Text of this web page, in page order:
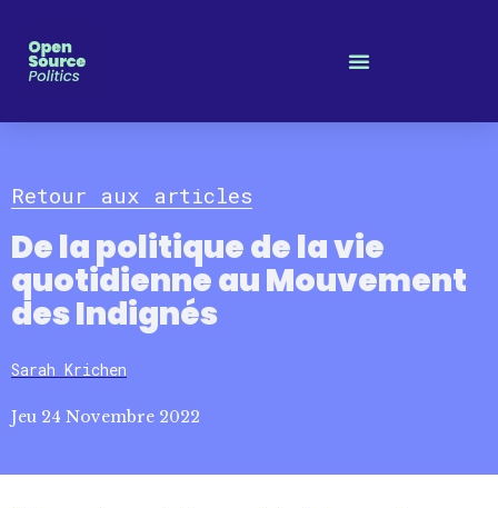
Retour aux articles
De la politique de la vie
quotidienne au Mouvement
des Indignés
Sarah Krichen
Jeu 24 Novembre 2022